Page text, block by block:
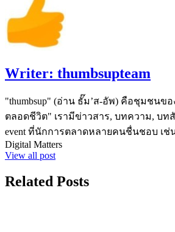
Writer: thumbsupteam
"thumbsup" (อ่าน ธั๊ม’ส-อัพ) คือชุมชนข
ตลอดชีวิต" เรามีข่าวสาร, บทความ, บ
event ที่นักการตลาดหลายคนชื่นชอบ เช่น
Digital Matters
View all post
Related Posts